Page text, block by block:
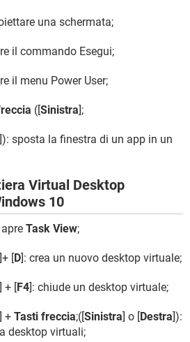
una schermata;
il commando Esegui;
il menu Power User;
([Sinistra];
]): sposta la finestra di un app in un
Virtual Desktop
10
Task View;
]+ [D]: crea un nuovo desktop virtuale;
] + [F4]: chiude un desktop virtuale;
] + Tasti freccia;([Sinistra] o [Destra]):
desktop virtuali;